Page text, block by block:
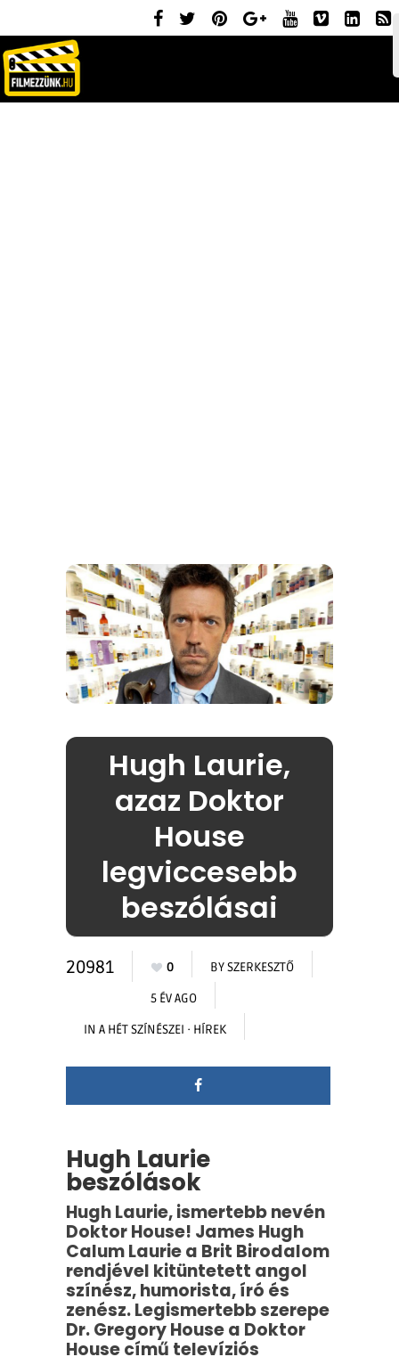
Hugh Laurie,
azaz Doktor
House
legviccesebb
beszólásai
20981 0 BYSZERKESZTŐ
5 ÉV AGO
IN A HÉT SZÍNÉSZEI · HÍREK
Hugh Laurie
beszólások
Hugh Laurie, ismertebb nevén
Doktor House! James Hugh
Calum Laurie a Brit Birodalom
rendjével kitüntetett angol
színész, humorista, író és
zenész. Legismertebb szerepe
Dr. Gregory House a Doktor
House című televíziós